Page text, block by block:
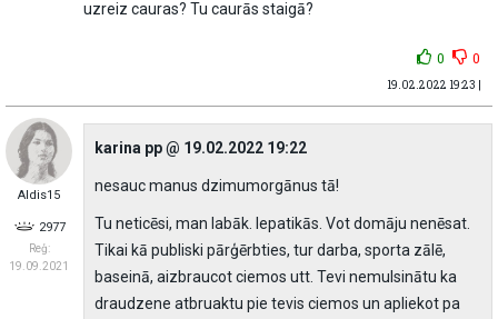
uzreiz cauras? Tu caurās staigā?
0 0
19.02.2022 19:23 |
Aldis15
2977
Reģ:
19.09.2021
karina pp @ 19.02.2022 19:22
nesauc manus dzimumorgānus tā!
Tu neticēsi, man labāk. Iepatikās. Vot domāju nenēsat.
Tikai kā publiski pārģērbties, tur darba, sporta zālē,
baseinā, aizbraucot ciemos utt. Tevi nemulsinātu ka
draudzene atbruaktu pie tevis ciemos un apliekot pa